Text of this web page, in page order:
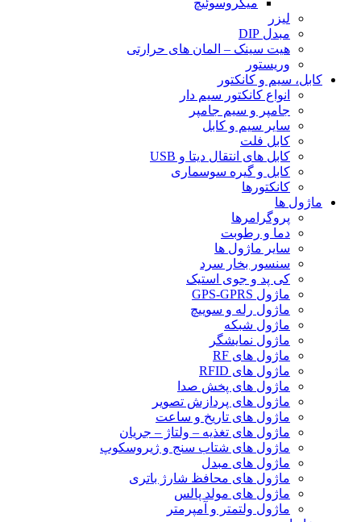
میکروسوئیچ
لیزر
مبدل DIP
هیت سینک – المان های حرارتی
وریستور
کابل، سیم و کانکتور
انواع کانکتور سیم دار
جامپر و سیم جامپر
سایر سیم و کابل
کابل فلت
کابل های انتقال دیتا و USB
کابل و گیره سوسماری
کانکتورها
ماژول ها
پروگرامرها
دما و رطوبت
سایر ماژول ها
سنسور بخار سرد
کی پد و جوی استیک
ماژول GPS-GPRS
ماژول رله و سوییچ
ماژول شبکه
ماژول نمایشگر
ماژول های RF
ماژول های RFID
ماژول های پخش صدا
ماژول های پردازش تصویر
ماژول های تاریخ و ساعت
ماژول های تغذیه – ولتاژ – جریان
ماژول های شتاب سنج و ژیروسکوپ
ماژول های مبدل
ماژول های محافظ شارژ باتری
ماژول های مولد پالس
ماژول ولتمتر و آمپرمتر